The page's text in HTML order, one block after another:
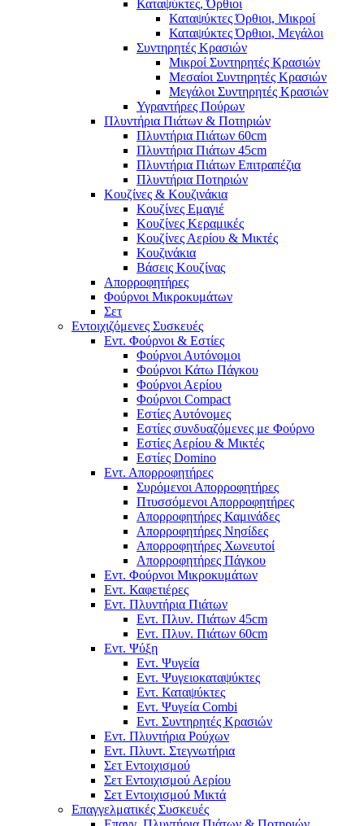
Καταψύκτες, Όρθιοι
Καταψύκτες Όρθιοι, Μικροί
Καταψύκτες Όρθιοι, Μεγάλοι
Συντηρητές Κρασιών
Μικροί Συντηρητές Κρασιών
Μεσαίοι Συντηρητές Κρασιών
Μεγάλοι Συντηρητές Κρασιών
Υγραντήρες Πούρων
Πλυντήρια Πιάτων & Ποτηριών
Πλυντήρια Πιάτων 60cm
Πλυντήρια Πιάτων 45cm
Πλυντήρια Πιάτων Επιτραπέζια
Πλυντήρια Ποτηριών
Κουζίνες & Κουζινάκια
Κουζίνες Εμαγιέ
Κουζίνες Κεραμικές
Κουζίνες Αερίου & Μικτές
Κουζινάκια
Βάσεις Κουζίνας
Απορροφητήρες
Φούρνοι Μικροκυμάτων
Σετ
Εντοιχιζόμενες Συσκευές
Εντ. Φούρνοι & Εστίες
Φούρνοι Αυτόνομοι
Φούρνοι Κάτω Πάγκου
Φούρνοι Αερίου
Φούρνοι Compact
Εστίες Αυτόνομες
Εστίες συνδυαζόμενες με Φούρνο
Εστίες Αερίου & Μικτές
Εστίες Domino
Εντ. Απορροφητήρες
Συρόμενοι Απορροφητήρες
Πτυσσόμενοι Απορροφητήρες
Απορροφητήρες Καμινάδες
Απορροφητήρες Νησίδες
Απορροφητήρες Χωνευτοί
Απορροφητήρες Πάγκου
Εντ. Φούρνοι Μικροκυμάτων
Εντ. Καφετιέρες
Εντ. Πλυντήρια Πιάτων
Εντ. Πλυν. Πιάτων 45cm
Εντ. Πλυν. Πιάτων 60cm
Εντ. Ψύξη
Εντ. Ψυγεία
Εντ. Ψυγειοκαταψύκτες
Εντ. Καταψύκτες
Εντ. Ψυγεία Combi
Εντ. Συντηρητές Κρασιών
Εντ. Πλυντήρια Ρούχων
Εντ. Πλυντ. Στεγνωτήρια
Σετ Εντοιχισμού
Σετ Εντοιχισμού Αερίου
Σετ Εντοιχισμού Μικτά
Επαγγελματικές Συσκευές